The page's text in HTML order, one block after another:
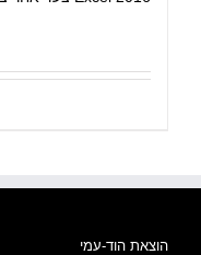
הוצאת הוד-עמי